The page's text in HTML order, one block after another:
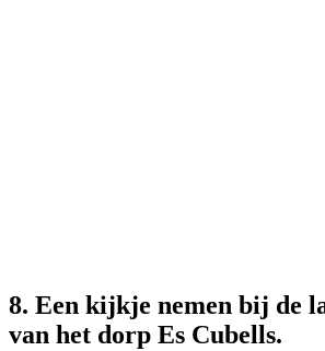
8. Een kijkje nemen bij de
van het dorp Es Cubells.